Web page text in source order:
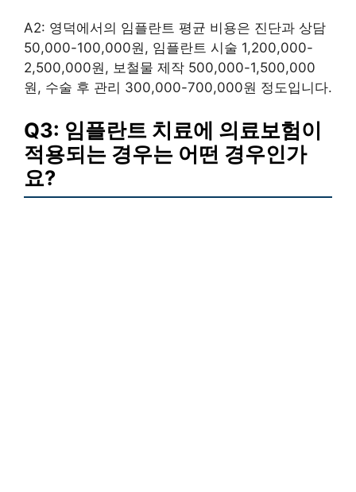
A2: 영덕에서의 임플란트 평균 비용은 진단과 상담
50,000-100,000원, 임플란트 시술 1,200,000-
2,500,000원, 보철물 제작 500,000-1,500,000
원, 수술 후 관리 300,000-700,000원 정도입니다.
Q3: 임플란트 치료에 의료보험이
적용되는 경우는 어떤 경우인가
요?